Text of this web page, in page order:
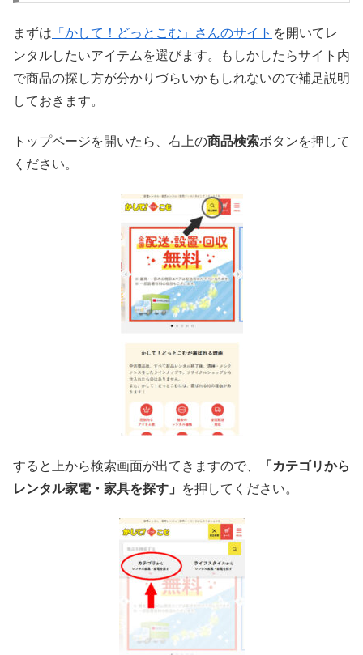
まずは 「かして！どっとこむ」さんのサイト を開いてレ
ンタルしたいアイテムを選びます。もしかしたらサイト内
で商品の探し方が分かりづらいかもしれないので補足説明
しておきます。
トップページを開いたら、右上の商品検索ボタンを押して
ください。
すると上から検索画面が出てきますので、
「カテゴリから
レンタル家電・家具を探す」
を押してください。